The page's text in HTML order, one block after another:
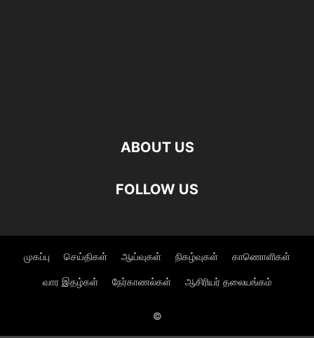
ABOUT US
FOLLOW US
முகப்பு செய்திகள் ஆய்வுகள் நிகழ்வுகள் காணொளிகள்
வார இதழ்கள் நேர்காணல்கள் ஆசிரியர் தலையங்கம்
©